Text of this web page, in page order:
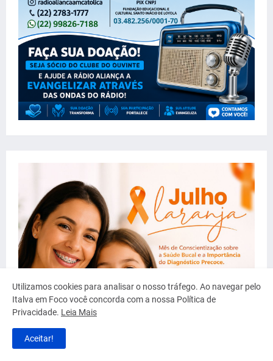
Utilizamos cookies para analisar o nosso tráfego. Ao navegar pelo
Italva em Foco você concorda com a nossa Política de
Privacidade. Leia Mais
Aceitar!